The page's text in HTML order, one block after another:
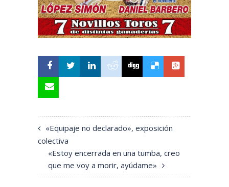
«Equipaje no declarado», exposición
colectiva
«Estoy encerrada en una tumba, creo
que me voy a morir, ayúdame»